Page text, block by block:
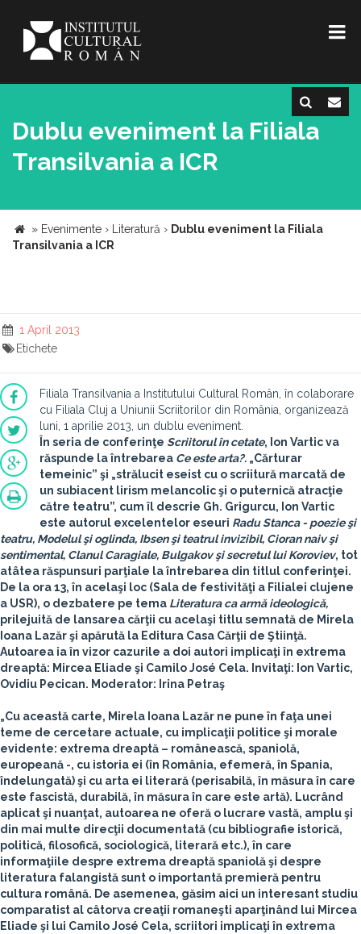
Dublu eveniment la Filiala
Transilvania a ICR
» Evenimente › Literatură › Dublu eveniment la Filiala
Transilvania a ICR
1 April 2013
Etichete
Filiala Transilvania a Institutului Cultural Român, în colaborare
cu Filiala Cluj a Uniunii Scriitorilor din România, organizează
luni, 1 aprilie 2013, un dublu eveniment.
În seria de conferinţe Scriitorul în cetate, Ion Varticva
răspunde la întrebarea Ce este arta?. „Cărturar
temeinic” şi „strălucit eseist cu o scriitură marcată de
un subiacent lirism melancolic şi o puternică atracţie
către teatru”, cum îl descrie Gh. Grigurcu, Ion Vartic
este autorul excelentelor eseuri Radu Stanca - poezie şi
teatru, Modelul şi oglinda, Ibsen şi teatrul invizibil, Cioran naiv şi
sentimental, Clanul Caragiale, Bulgakov şi secretul lui Koroviev, tot
atâtea răspunsuri parţiale la întrebarea din titlul conferinţei.
De la ora 13, în acelaşi loc (Sala de festivităţi a Filialei clujene
a USR), o dezbatere pe tema Literatura ca armă ideologică,
prilejuită de lansarea cărţii cu acelaşi titlu semnată de Mirela
Ioana Lazărşi apărută la Editura Casa Cărţii de Ştiinţă.
Autoarea ia în vizor cazurile a doi autori implicaţi în extrema
dreaptă: Mircea Eliade şi Camilo José Cela. Invitaţi: Ion Vartic,
Ovidiu Pecican. Moderator: Irina Petraş
„Cu această carte, Mirela Ioana Lazăr ne pune în faţa unei
teme de cercetare actuale, cu implicaţii politice şi morale
evidente: extrema dreaptă – românească, spaniolă,
europeană -, cu istoria ei (în România, efemeră, în Spania,
îndelungată) şi cu arta ei literară (perisabilă, în măsura în care
este fascistă, durabilă, în măsura în care este artă). Lucrând
aplicat şi nuanţat, autoarea ne oferă o lucrare vastă, amplu şi
din mai multe direcţii documentată (cu bibliografie istorică,
politică, filosofică, sociologică, literară etc.), în care
informaţiile despre extrema dreaptă spaniolă şi despre
literatura falangistă sunt o importantă premieră pentru
cultura română. De asemenea, găsim aici un interesant studiu
comparatist al câtorva creaţii romaneşti aparţinând lui Mircea
Eliade şi lui Camilo José Cela, scriitori implicaţi în extrema